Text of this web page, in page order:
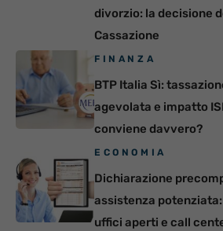
divorzio: la decisione
Cassazione
FINANZA
BTP Italia Sì:
agevolata e impatto
conviene davvero?
ECONOMIA
Dichiarazione
assistenza
uffici aperti e call